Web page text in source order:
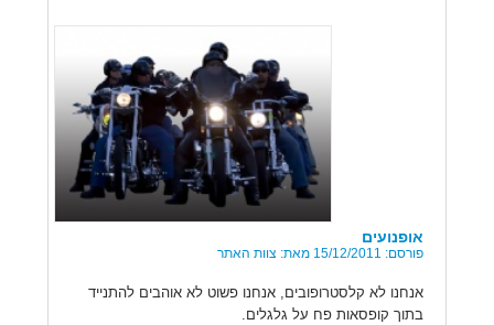
אופנועים
פורסם: 15/12/2011 מאת: צוות האתר
אנחנו לא קלסטרופובים, אנחנו פשוט לא אוהבים להתנייד
בתוך קופסאות פח על גלגלים.